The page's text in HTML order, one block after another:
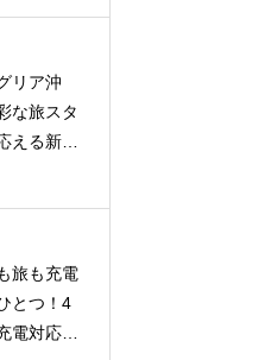
リア沖
な旅スタ
える新チ
とチケッ
旅も充電
とつ！4
電対応